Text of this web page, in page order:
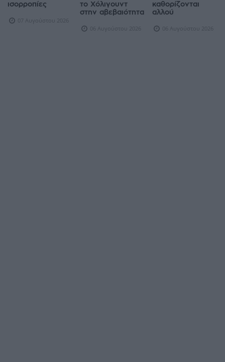
ισορροπίες
07 Αυγούστου 2026
το Χόλιγουντ
στην αβεβαιότητα
06 Αυγούστου 2026
καθορίζονται
αλλού
06 Αυγούστου 2026